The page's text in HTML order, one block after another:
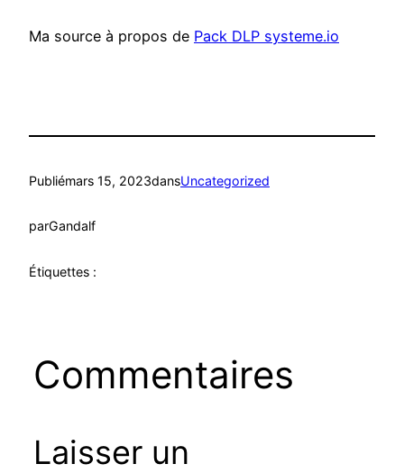
Ma source à propos de Pack DLP systeme.io
Publiémars 15, 2023dansUncategorized
parGandalf
Étiquettes :
Commentaires
Laisser un